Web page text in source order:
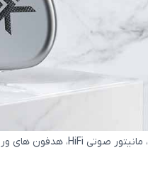
، مانیتور صوتی HiFi، هدفون های ورزشی IEM با جداسازی صدای باس عمیق استریو با کابل های جداشدنی